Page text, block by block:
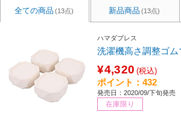
全ての商品 (13点) 新品商品 (13点)
ハマダプレス
洗濯機高さ調整ゴ
¥4,320 (税込)
ポイント：432
発売日：2020/09/下旬発売
在庫限り